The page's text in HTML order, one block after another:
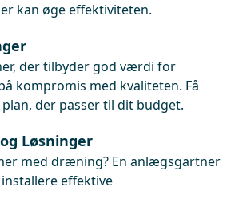
kan øge effektiviteten.
der tilbyder god værdi for
kompromis med kvaliteten. Få
der passer til dit budget.
Løsninger
med dræning? En anlægsgartner
effektive